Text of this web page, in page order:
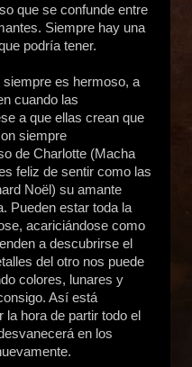
que se confunde entre
Siempre hay una
podría tener.
siempre es hermoso, a
cuando las
a que ellas crean que
siempre
de Charlotte (Macha
feliz de sentir como las
Noël) su amante
Pueden estar toda la
acariciándose como
a descubrirse el
del otro nos puede
colores, lunares y
Así está
hora de partir todo el
en los